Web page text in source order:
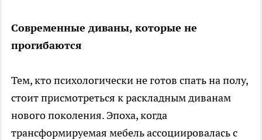
Современные диваны, которые не
прогибаются
Тем, кто психологически не готов спать на полу,
стоит присмотреться к раскладным диванам
нового поколения. Эпоха, когда
трансформируемая мебель ассоциировалась с